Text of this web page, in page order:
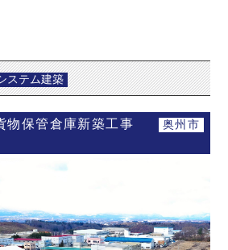
ステム建築
奥州市
物保管倉庫新築工事